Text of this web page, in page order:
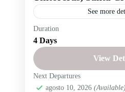
See more
Galapagos
Santa Cruz Titorera
Ruta islote Las
Santa Cruz e Isabela, en
Duration
4 Days
View
Next Departures
agosto 10, 2026